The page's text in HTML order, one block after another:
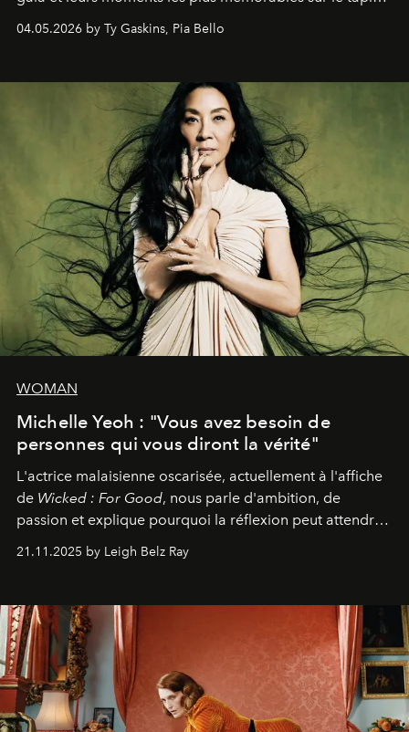
04.05.2026 by Ty Gaskins, Pia Bello
WOMAN
Michelle Yeoh : "Vous avez besoin de
personnes qui vous diront la vérité"
L'actrice malaisienne oscarisée, actuellement à l'affiche
de Wicked : For Good, nous parle d'ambition, de
passion et explique pourquoi la réflexion peut attendre.
personnage qui dit : 'C'est mon désir, mon ambition, ma
21.11.2025 by Leigh Belz Ray